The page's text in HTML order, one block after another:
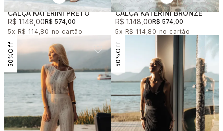
CALÇA KATERINI PRETO
R$ 1.148,00R$ 574,00
5x R$ 114,80
CALÇA KATERINI BRONZE
R$ 1.148,00R$ 574,00
5x R$ 114,80
50% 50%